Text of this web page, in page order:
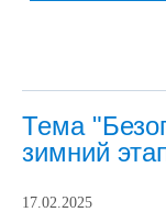
Тема
зимний
17.02.2025